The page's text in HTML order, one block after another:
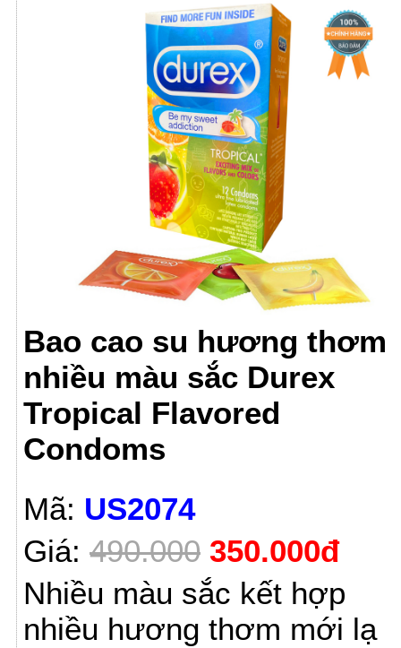
Bao cao su hương thơm
nhiều màu sắc Durex
Tropical Flavored
Condoms
Mã: US2074
Giá: 490.000 350.000đ
Nhiều màu sắc kết hợp
nhiều hương thơm mới lạ